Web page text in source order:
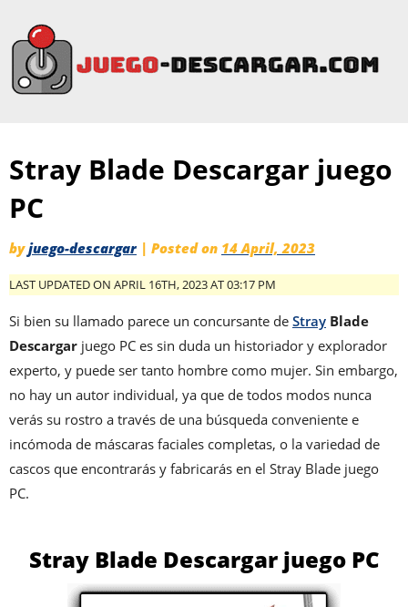
Stray Blade Descargar juego
PC
byjuego-descargar | Posted on 14 April, 2023
LAST UPDATED ON APRIL 16TH, 2023 AT 03:17 PM
Si bien su llamado parece un concursante de Stray Blade
Descargar juego PC es sin duda un historiador y explorador
experto, y puede ser tanto hombre como mujer. Sin embargo,
no hay un autor individual, ya que de todos modos nunca
verás su rostro a través de una búsqueda conveniente e
incómoda de máscaras faciales completas, o la variedad de
cascos que encontrarás y fabricarás en el Stray Blade juego
PC.
Stray Blade Descargar juego PC